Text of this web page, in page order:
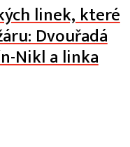
linek, které
Dvouřadá
Nikl a linka